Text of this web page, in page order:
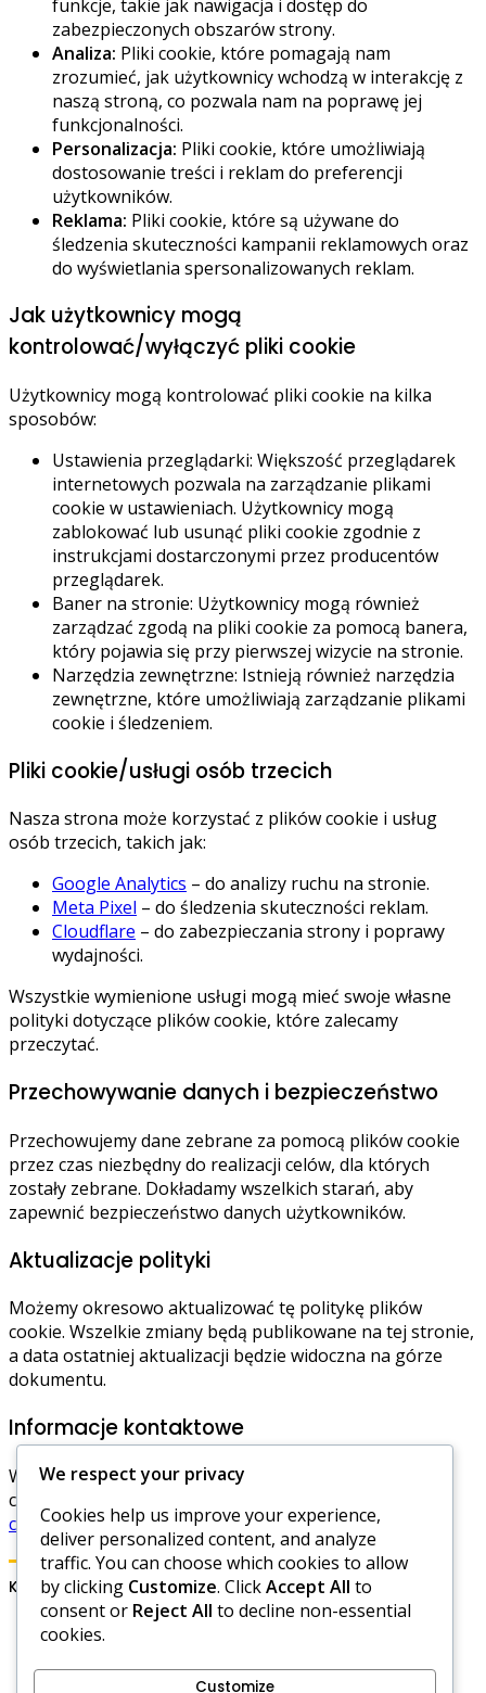
funkcje, takie jak nawigacja i dostęp do
zabezpieczonych obszarów strony.
Analiza: Pliki cookie, które pomagają nam
zrozumieć, jak użytkownicy wchodzą w interakcję z
naszą stroną, co pozwala nam na poprawę jej
funkcjonalności.
Personalizacja: Pliki cookie, które umożliwiają
dostosowanie treści i reklam do preferencji
użytkowników.
Reklama: Pliki cookie, które są używane do
śledzenia skuteczności kampanii reklamowych oraz
do wyświetlania spersonalizowanych reklam.
Jak użytkownicy mogą
kontrolować/wyłączyć pliki cookie
Użytkownicy mogą kontrolować pliki cookie na kilka
sposobów:
Ustawienia przeglądarki: Większość przeglądarek
internetowych pozwala na zarządzanie plikami
cookie w ustawieniach. Użytkownicy mogą
zablokować lub usunąć pliki cookie zgodnie z
instrukcjami dostarczonymi przez producentów
przeglądarek.
Baner na stronie: Użytkownicy mogą również
zarządzać zgodą na pliki cookie za pomocą banera,
który pojawia się przy pierwszej wizycie na stronie.
Narzędzia zewnętrzne: Istnieją również narzędzia
zewnętrzne, które umożliwiają zarządzanie plikami
cookie i śledzeniem.
Pliki cookie/usługi osób trzecich
Nasza strona może korzystać z plików cookie i usług
osób trzecich, takich jak:
Google Analytics – do analizy ruchu na stronie.
Meta Pixel – do śledzenia skuteczności reklam.
Cloudflare – do zabezpieczania strony i poprawy
wydajności.
Wszystkie wymienione usługi mogą mieć swoje własne
polityki dotyczące plików cookie, które zalecamy
przeczytać.
Przechowywanie danych i bezpieczeństwo
Przechowujemy dane zebrane za pomocą plików cookie
przez czas niezbędny do realizacji celów, dla których
zostały zebrane. Dokładamy wszelkich starań, aby
zapewnić bezpieczeństwo danych użytkowników.
Aktualizacje polityki
Możemy okresowo aktualizować tę politykę plików
cookie. Wszelkie zmiany będą publikowane na tej stronie,
a data ostatniej aktualizacji będzie widoczna na górze
dokumentu.
Informacje kontaktowe
W przypadku pytań dotyczących naszej polityki plików
cookie, prosimy o kontakt pod adresem:
cookiepolicy@kasiamos.pl.
Kategorie
Codzienne Prezenty w Hero Wars
Kody promocyjne Hero Wars
We respect your privacy
Cookies help us improve your experience,
deliver personalized content, and analyze
traffic. You can choose which cookies to allow
by clicking Customize. ClickAccept All to
consent or Reject All to decline non-essential
cookies.
Customize